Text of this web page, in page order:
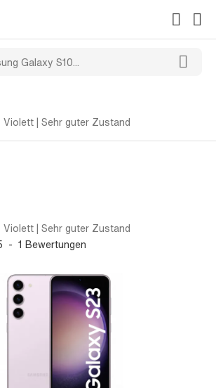
Violett | Sehr guter Zustand
Violett | Sehr guter Zustand
- 1 Bewertungen